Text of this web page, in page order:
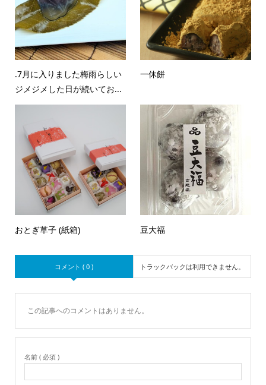
.7月に入りました梅雨らしい
ジメジメした日が続いてお...
一休餅
おとぎ草子 (紙箱) 豆大福
コメント ( 0 ) トラックバックは利用できません。
この記事へのコメントはありません。
名前 ( 必須 )